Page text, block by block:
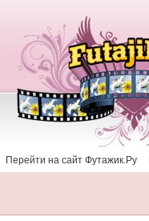
Перейти на сайт Футажик.Ру